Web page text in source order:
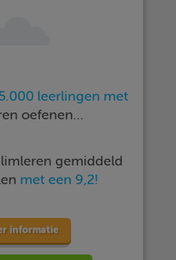
leerlingen met
oefenen…
gemiddeld
met een 9,2!
informatie